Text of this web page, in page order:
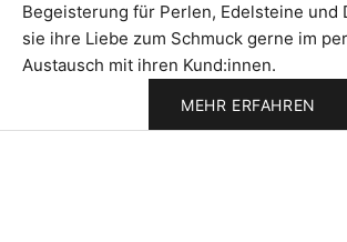
Begeisterung für Perlen, Edelsteine und
sie ihre Liebe zum Schmuck gerne im
Austausch mit ihren Kund:innen.
MEHR ERFAHREN